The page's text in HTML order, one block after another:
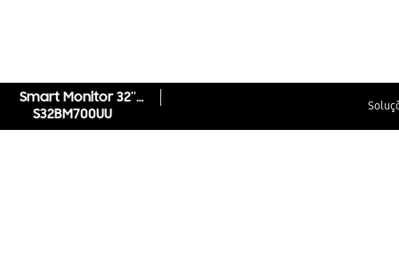
Smart Monitor 32'' M7 UHD
S32BM700UU